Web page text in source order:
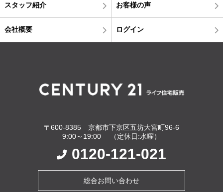
スタッフ紹介 お客様の声
会社概要 ログイン
〒600-8385 京都市下京区五坊大宮町96-6
9:00～19:00 （定休日:水曜）
0120-121-021
総合お問い合わせ